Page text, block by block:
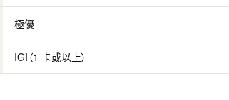
極優
IGI（1 卡或以上）